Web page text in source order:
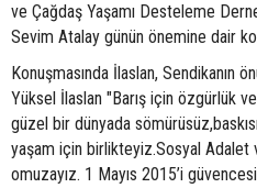
ve Çağdaş Yaşamı Desteleme
Sevim Atalay günün önemine dair
Konuşmasında İlaslan, Sendikanın
Yüksel İlaslan "Barış için özgürlük
güzel bir dünyada
yaşam için birlikteyiz.Sosyal Adalet
omuzayız. 1 Mayıs 2015’i